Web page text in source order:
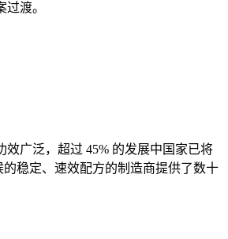
渡。
广泛，超过 45% 的发展中国家已将
稳定、速效配方的制造商提供了数十